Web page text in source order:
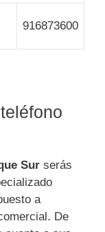
916873600
Sur serás
a
De